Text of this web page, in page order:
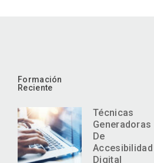
Formación
Reciente
Técnicas
Generadoras
De
Accesibilidad
Digital